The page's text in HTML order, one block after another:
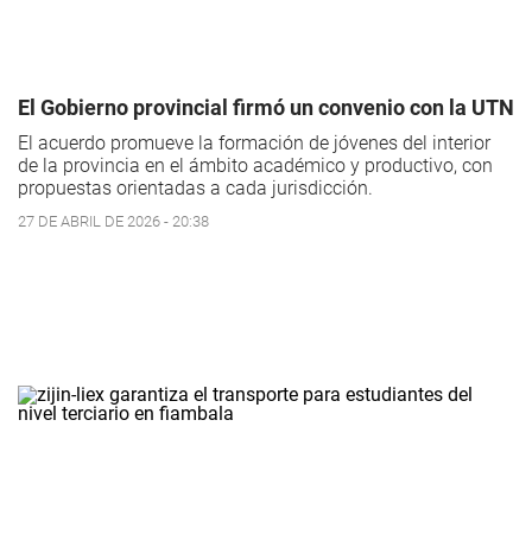
El Gobierno provincial firmó un convenio con la UTN
El acuerdo promueve la formación de jóvenes del interior
de la provincia en el ámbito académico y productivo, con
propuestas orientadas a cada jurisdicción.
27 DE ABRIL DE 2026 - 20:38